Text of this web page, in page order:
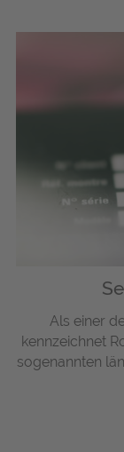
Als einer
kennzeichnet
sogenannten